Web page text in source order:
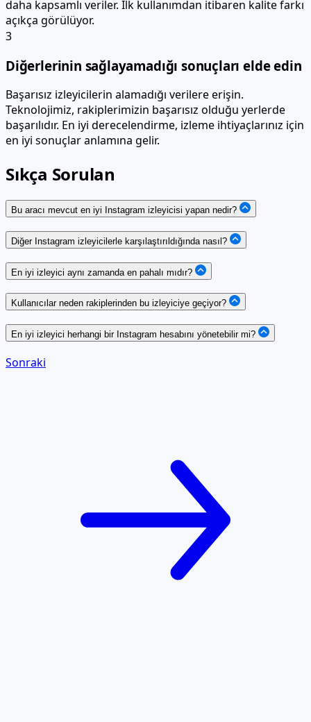
daha kapsamlı veriler. İlk kullanımdan itibaren kalite farkı
açıkça görülüyor.
3
Diğerlerinin sağlayamadığı sonuçları elde edin
Başarısız izleyicilerin alamadığı verilere erişin.
Teknolojimiz, rakiplerimizin başarısız olduğu yerlerde
başarılıdır. En iyi derecelendirme, izleme ihtiyaçlarınız için
en iyi sonuçlar anlamına gelir.
Sıkça Sorulan
Bu aracı mevcut en iyi Instagram izleyicisi yapan nedir?
Diğer Instagram izleyicilerle karşılaştırıldığında nasıl?
En iyi izleyici aynı zamanda en pahalı mıdır?
Kullanıcılar neden rakiplerinden bu izleyiciye geçiyor?
En iyi izleyici herhangi bir Instagram hesabını yönetebilir mi?
Sonraki